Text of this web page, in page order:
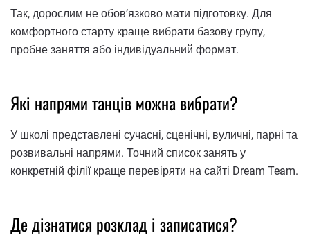
Так, дорослим не обов’язково мати підготовку. Для
комфортного старту краще вибрати базову групу,
пробне заняття або індивідуальний формат.
Які напрями танців можна вибрати?
У школі представлені сучасні, сценічні, вуличні, парні та
розвивальні напрями. Точний список занять у
конкретній філії краще перевіряти на сайті Dream Team.
Де дізнатися розклад і записатися?